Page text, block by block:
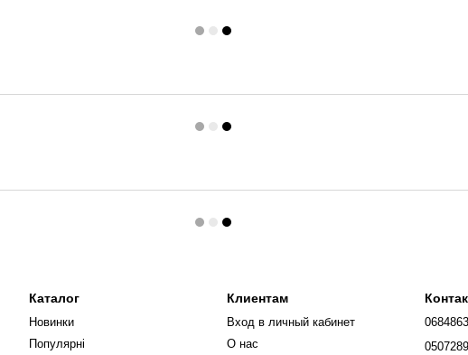
Каталог
Новинки
Популярні
Клиентам
Вход в личный кабинет
О нас